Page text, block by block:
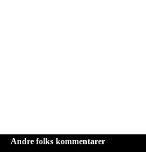
Andre folks kommentarer